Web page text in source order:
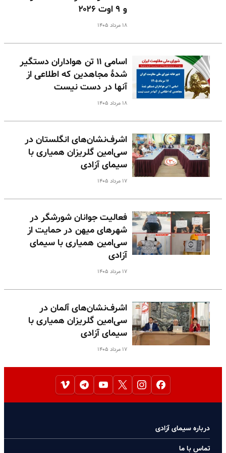
و ۹ اوت ۲۰۲۶
۱۸ مرداد ۱۴۰۵
اسامی ۱۱ تن هواداران دستگیر
شدهٔ مجاهدین که اطلاعی از
آنها در دست نیست
۱۸ مرداد ۱۴۰۵
اشرف‌نشان‌های انگلستان در
سی‌امین گلریزان همیاری با
سیمای آزادی
۱۷ مرداد ۱۴۰۵
فعالیت جوانان شورشگر در
شهرهای میهن در حمایت از
سی‌امین همیاری با سیمای
آزادی
۱۷ مرداد ۱۴۰۵
اشرف‌نشان‌های آلمان در
سی‌امین گلریزان همیاری با
سیمای آزادی
۱۷ مرداد ۱۴۰۵
درباره سیمای آزادی
تماس با ما